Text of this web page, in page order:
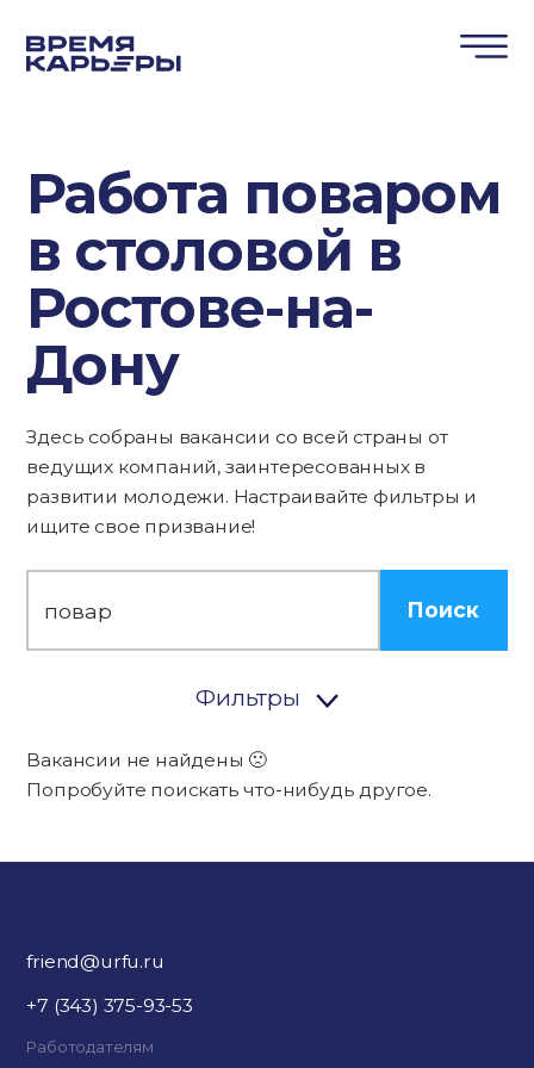
Работа поваром
в столовой в
Ростове-на-
Дону
Здесь собраны вакансии со всей страны от
ведущих компаний, заинтересованных в
развитии молодежи. Настраивайте фильтры и
ищите свое призвание!
Поиск
Фильтры
Вакансии не найдены 🙁
Попробуйте поискать что-нибудь другое.
friend@urfu.ru
+7 (343) 375-93-53
Работодателям